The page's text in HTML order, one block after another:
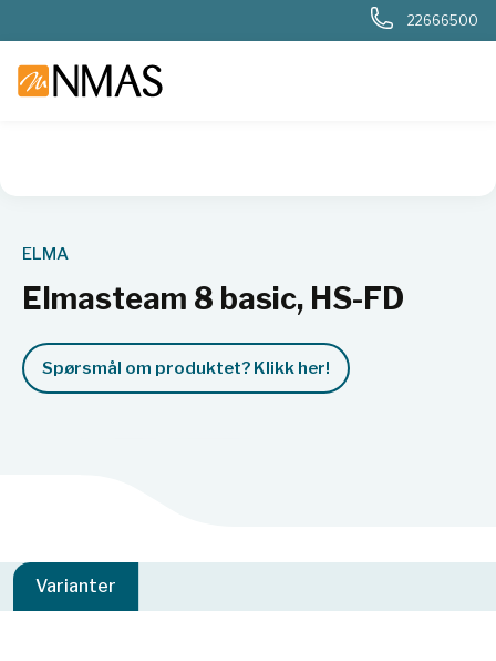
22666500
ELMA
Elmasteam 8 basic, HS-FD
Spørsmål om produktet? Klikk her!
Varianter